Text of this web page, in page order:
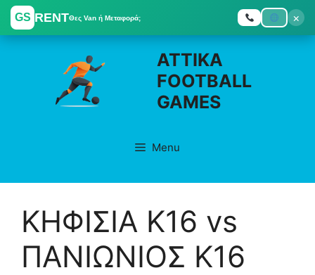
GS RENTΘες Van ή Μεταφορά;
×
Skip
ATTIKA
FOOTBALL
GAMES
Menu
ΚΗΦΙΣΙΑ K16 vs
ΠΑΝΙΩΝΙΟΣ K16